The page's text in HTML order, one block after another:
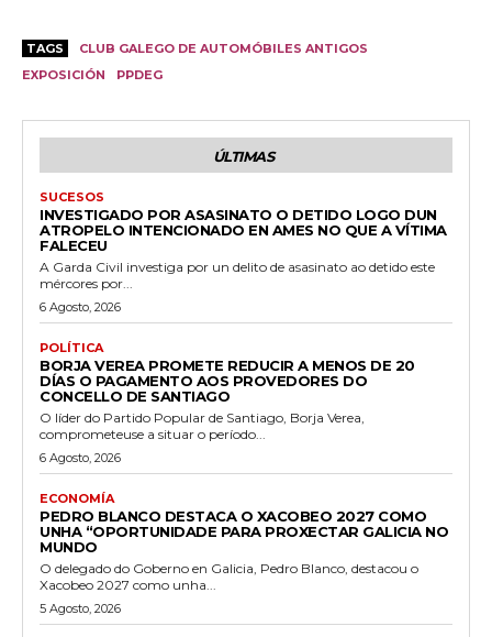
TAGS
CLUB GALEGO DE AUTOMÓBILES ANTIGOS
EXPOSICIÓN
PPDEG
ÚLTIMAS
SUCESOS
INVESTIGADO POR ASASINATO O DETIDO LOGO DUN
ATROPELO INTENCIONADO EN AMES NO QUE A VÍTIMA
FALECEU
A Garda Civil investiga por un delito de asasinato ao detido este
mércores por...
6 Agosto, 2026
POLÍTICA
BORJA VEREA PROMETE REDUCIR A MENOS DE 20
DÍAS O PAGAMENTO AOS PROVEDORES DO
CONCELLO DE SANTIAGO
O líder do Partido Popular de Santiago, Borja Verea,
comprometeuse a situar o período...
6 Agosto, 2026
ECONOMÍA
PEDRO BLANCO DESTACA O XACOBEO 2027 COMO
UNHA “OPORTUNIDADE PARA PROXECTAR GALICIA NO
MUNDO
O delegado do Goberno en Galicia, Pedro Blanco, destacou o
Xacobeo 2027 como unha...
5 Agosto, 2026